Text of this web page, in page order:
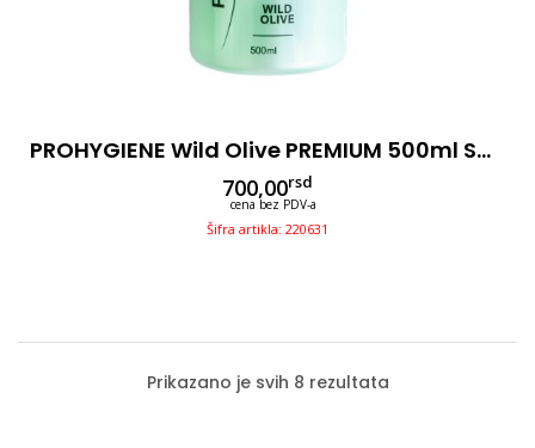
PROHYGIENE Wild Olive PREMIUM 500ml Sa Pumpicom 3u1
700,00rsd
cena bez PDV-a
Šifra artikla: 220631
Prikazano je svih 8 rezultata